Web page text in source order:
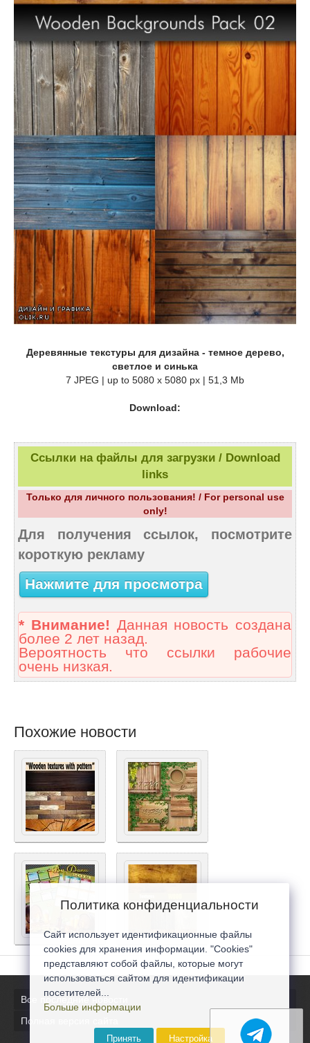
Деревянные текстуры для дизайна - темное дерево,
светлое и синька
7 JPEG | up to 5080 x 5080 px | 51,3 Mb
Download:
Ссылки на файлы для загрузки / Download
links
Только для личного пользования! / For personal use
only!
Для получения ссылок, посмотрите
короткую рекламу
Нажмите для просмотра
* Внимание! Данная новость создана
более 2 лет назад.
Вероятность что ссылки рабочие
очень низкая.
Похожие новости
Все последние новости
Полная версия сайта
Политика конфиденциальности
Сайт использует идентификационные файлы
cookies для хранения информации. "Cookies"
представляют собой файлы, которые могут
использоваться сайтом для идентификации
посетителей...
Больше информации
Принять Настройка